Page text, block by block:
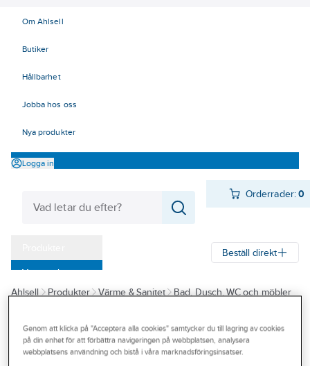
Om Ahlsell
Butiker
Hållbarhet
Jobba hos oss
Nya produkter
Logga in
Orderrader:0
Varumärken
Kampanjer
Branscher
Beställ direkt
Ahlsell Produkter Värme & Sanitet
Bad, Dusch, WC och möbler
Reservdelar blandare
Reservdelar Hansgrohe blandare
Genom att klicka på "Acceptera alla cookies" samtycker du till lagring av cookies
på din enhet för att förbättra navigeringen på webbplatsen, analysera
webbplatsens användning och bistå i våra marknadsföringsinsatser.